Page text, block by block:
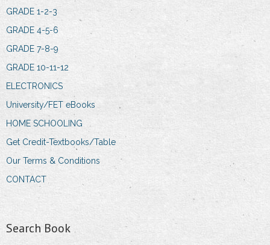
GRADE 1-2-3
GRADE 4-5-6
GRADE 7-8-9
GRADE 10-11-12
ELECTRONICS
University/FET eBooks
HOME SCHOOLING
Get Credit-Textbooks/Table
Our Terms & Conditions
CONTACT
Search Book